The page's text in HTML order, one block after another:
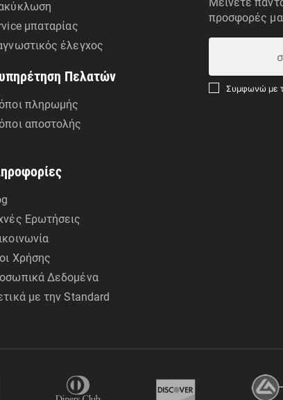
μπαταρίας
έλεγχος
Πελατών
πληρωμής
αποστολής
Ερωτήσεις
Χρήσης
Δεδομένα
με την Standard
προσφορές
Συμφωνώ με